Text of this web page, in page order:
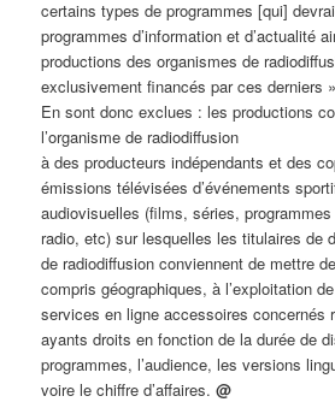
certains types de programmes [qui]
programmes d’information et d’actualité
productions des organismes de
exclusivement financés par ces derniers
En sont donc exclues : les productions
l’organisme de radiodiffusion
à des producteurs indépendants et des
émissions télévisées d’événements
audiovisuelles (films, séries,
radio, etc) sur lesquelles les titulaires de
de radiodiffusion conviennent de mettre
compris géographiques, à l’exploitation
services en ligne accessoires concernés
ayants droits en fonction de la durée de
programmes, l’audience, les versions
voire le chiffre d’affaires. @